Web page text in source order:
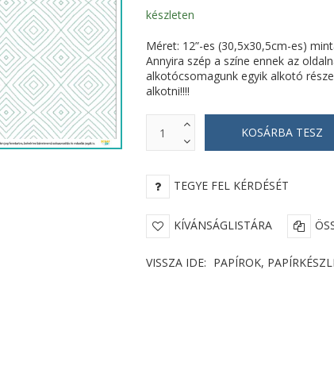
készleten
Méret: 12”-es (30,5x30,5cm-es)
Annyira szép a színe ennek az
alkotócsomagunk egyik alkotó
alkotni!!!!
TEGYE FEL KÉRDÉSÉT
KÍVÁNSÁGLISTÁRA
VISSZA IDE: PAPÍROK,